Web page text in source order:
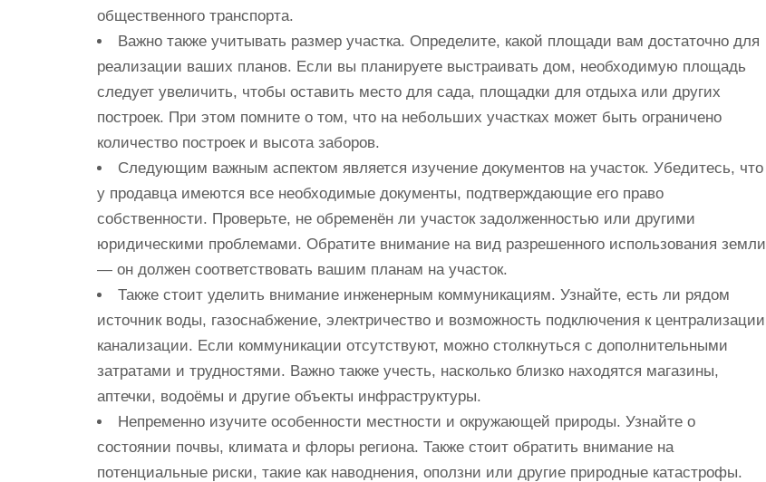
общественного транспорта.
Важно также учитывать размер участка. Определите, какой площади вам достаточно для
реализации ваших планов. Если вы планируете выстраивать дом, необходимую площадь
следует увеличить, чтобы оставить место для сада, площадки для отдыха или других
построек. При этом помните о том, что на небольших участках может быть ограничено
количество построек и высота заборов.
Следующим важным аспектом является изучение документов на участок. Убедитесь, что
у продавца имеются все необходимые документы, подтверждающие его право
собственности. Проверьте, не обременён ли участок задолженностью или другими
юридическими проблемами. Обратите внимание на вид разрешенного использования земли
— он должен соответствовать вашим планам на участок.
Также стоит уделить внимание инженерным коммуникациям. Узнайте, есть ли рядом
источник воды, газоснабжение, электричество и возможность подключения к централизации
канализации. Если коммуникации отсутствуют, можно столкнуться с дополнительными
затратами и трудностями. Важно также учесть, насколько близко находятся магазины,
аптечки, водоёмы и другие объекты инфраструктуры.
Непременно изучите особенности местности и окружающей природы. Узнайте о
состоянии почвы, климата и флоры региона. Также стоит обратить внимание на
потенциальные риски, такие как наводнения, оползни или другие природные катастрофы.